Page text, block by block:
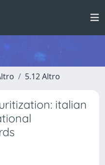
5.12 Altro
italian